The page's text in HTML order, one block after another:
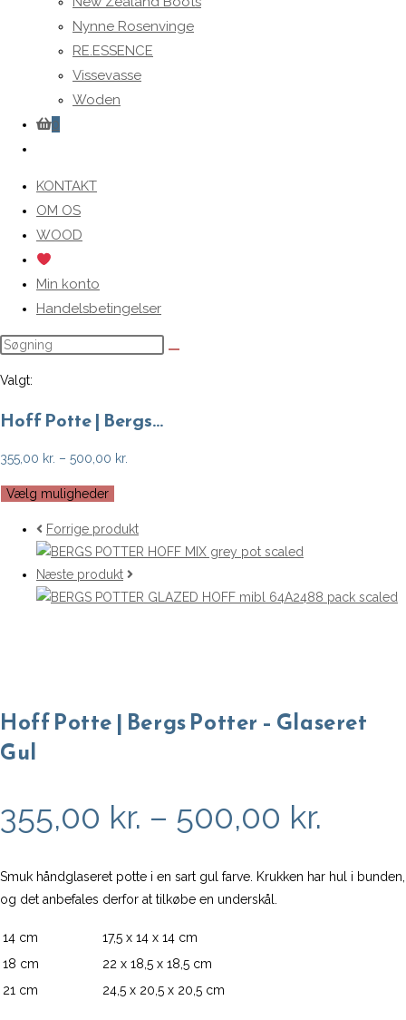
Nynne Rosenvinge
RE.ESSENCE
Vissevasse
Woden
0
search
KONTAKT
OM OS
WOOD
Min konto
Handelsbetingelser
Valgt:
Hoff Potte | Bergs…
355,00 kr. – 500,00 kr.
500,00 kr.
Vælg muligheder
Forrige produkt
Næste produkt
Hoff Potte | Bergs Potter – Glaseret
Gul
355,00 kr. – 500,00 kr.
til
Smuk håndglaseret potte i en sart gul farve. Krukken har hul i bunden,
og det anbefales derfor at tilkøbe en underskål.
14 cm
17,5 x 14 x 14 cm
18 cm
22 x 18,5 x 18,5 cm
21 cm
24,5 x 20,5 x 20,5 cm